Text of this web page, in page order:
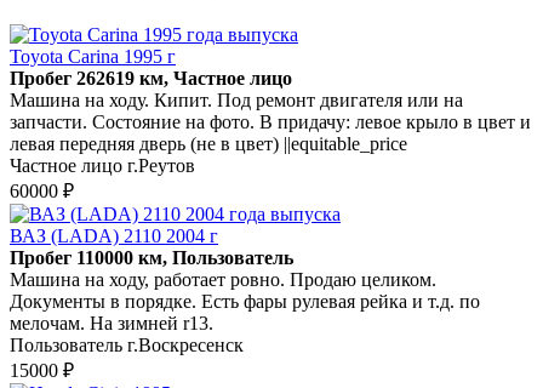
Toyota Carina 1995 г
Пробег 262619 км, Частное лицо
Машина на ходу. Кипит. Под ремонт двигателя или на
запчасти. Состояние на фото. В придачу: левое крыло в цвет и
левая передняя дверь (не в цвет) ||equitable_price
Частное лицо г.Реутов
60000 ₽
ВАЗ (LADA) 2110 2004 г
Пробег 110000 км, Пользователь
Машина на ходу, работает ровно. Продаю целиком.
Документы в порядке. Есть фары рулевая рейка и т.д. по
мелочам. На зимней r13.
Пользователь г.Воскресенск
15000 ₽